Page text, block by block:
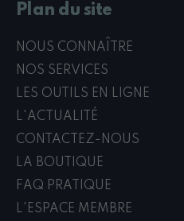
Plan du site
NOUS CONNAÎTRE
NOS SERVICES
LES OUTILS EN LIGNE
L'ACTUALITÉ
CONTACTEZ-NOUS
LA BOUTIQUE
FAQ PRATIQUE
L'ESPACE MEMBRE